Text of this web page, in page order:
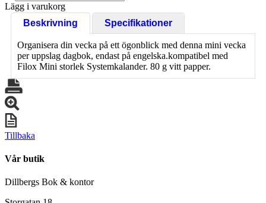
Lägg i varukorg
Beskrivning
Specifikationer
Organisera din vecka på ett ögonblick med denna mini vecka
per uppslag dagbok, endast på engelska.kompatibel med
Filox Mini storlek Systemkalander. 80 g vitt papper.
Tillbaka
Vår butik
Dillbergs Bok & kontor